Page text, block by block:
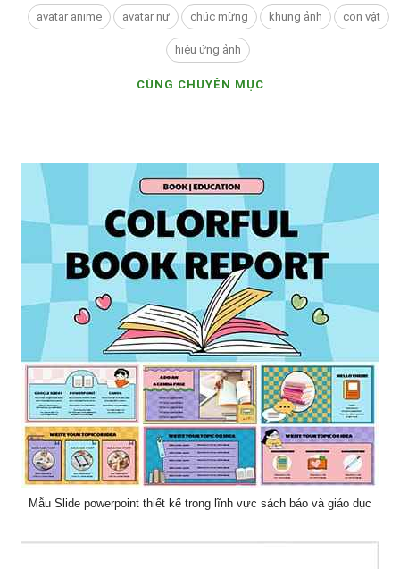
avatar anime avatar nữ chúc mừng khung ảnh con vật
hiệu ứng ảnh
CÙNG CHUYÊN MỤC
Mẫu Slide powerpoint thiết kế trong lĩnh vực sách báo và giáo dục